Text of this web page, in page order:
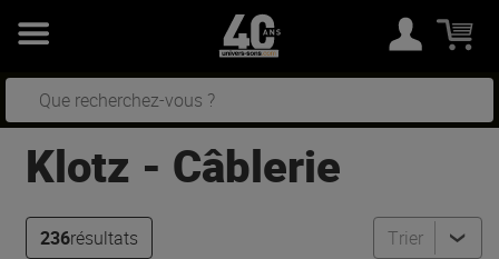
Klotz - Câblerie
236résultats Trier